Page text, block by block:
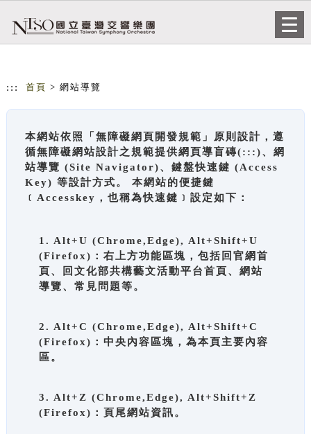
::: 首頁 > 網站導覽
本網站依照「無障礙網頁開發規範」原則設計，遵
循無障礙網站設計之規範提供網頁導盲磚(:::)、網
站導覽 (Site Navigator)、鍵盤快速鍵 (Access
Key) 等設計方式。 本網站的便捷鍵
﹝Accesskey，也稱為快速鍵﹞設定如下：
1. Alt+U (Chrome,Edge), Alt+Shift+U
(Firefox)：右上方功能區塊，包括回官網首
頁、回文化部共構藝文活動平台首頁、網站
導覽、常見問題等。
2. Alt+C (Chrome,Edge), Alt+Shift+C
(Firefox)：中央內容區塊，為本頁主要內容
區。
3. Alt+Z (Chrome,Edge), Alt+Shift+Z
(Firefox)：頁尾網站資訊。